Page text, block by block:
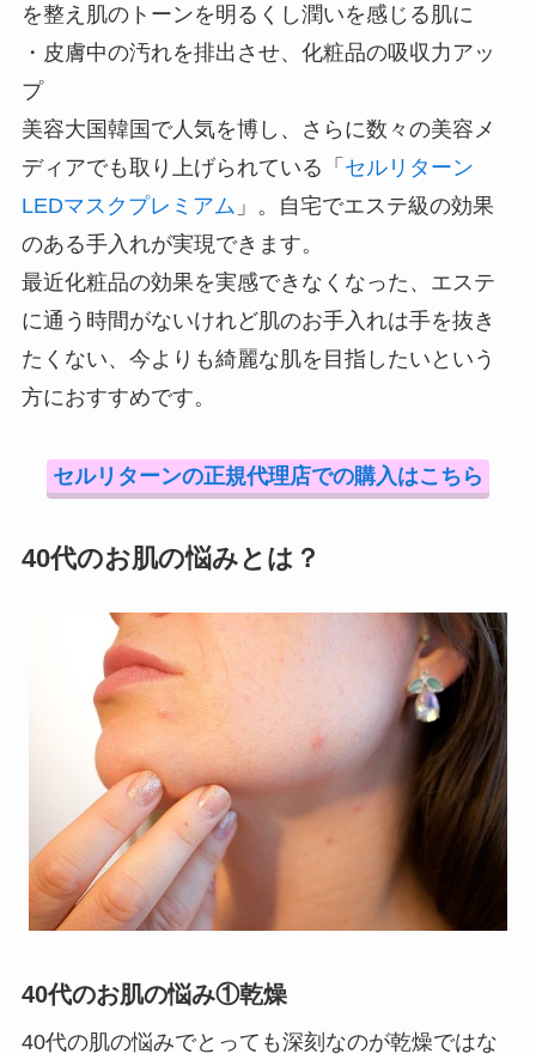
を整え肌のトーンを明るくし潤いを感じる肌に
・皮膚中の汚れを排出させ、化粧品の吸収力アッ
プ
美容大国韓国で人気を博し、さらに数々の美容メ
ディアでも取り上げられている「 セルリターン
LEDマスクプレミアム 」。自宅でエステ級の効果
のある手入れが実現できます。
最近化粧品の効果を実感できなくなった、エステ
に通う時間がないけれど肌のお手入れは手を抜き
たくない、今よりも綺麗な肌を目指したいという
方におすすめです。
セルリターンの正規代理店での購入はこちら
40代のお肌の悩みとは？
40代のお肌の悩み①乾燥
40代の肌の悩みでとっても深刻なのが乾燥ではな